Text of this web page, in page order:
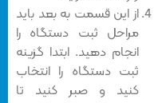
از این قسمت به بعد باید
مراحل ثبت دستگاه را
انجام دهید. ابتدا گزینه
ثبت دستگاه را انتخاب
کنید و صبر کنید تا